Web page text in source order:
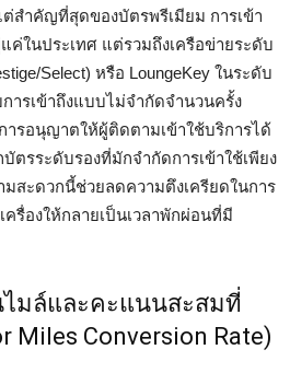
สำคัญที่สุดของบัตรพรีเมียม การเข้า
ค่ในประเทศ แต่รวมถึงเครือข่ายระดับ
Select) หรือ LoungeKey ในระดับ
ารเข้าถึงแบบไม่จำกัดจำนวนครั้ง
ารอนุญาตให้ผู้ติดตามเข้าใช้บริการได้
ตรระดับรองที่มักจำกัดการเข้าใช้เพียง
มสะดวกนี้ช่วยลดความตึงเครียดในการ
ครื่องให้กลายเป็นเวลาพักผ่อนที่มี
ไมล์และคะแนนสะสมที่
Miles Conversion Rate)